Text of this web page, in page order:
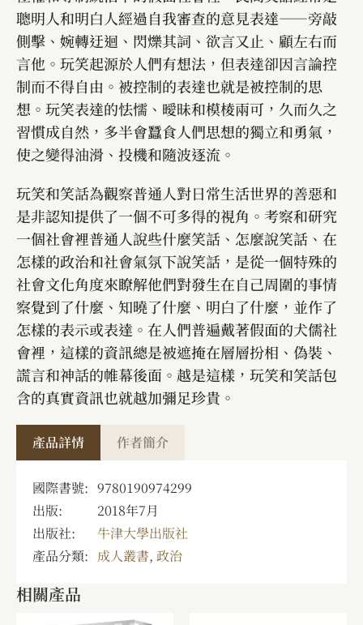
聰明人和明白人經過自我審查的意見表達――旁敲
側擊、婉轉迂迴、閃爍其詞、欲言又止、顧左右而
言他。玩笑起源於人們有想法，但表達卻因言論控
制而不得自由。被控制的表達也就是被控制的思
想。玩笑表達的怯懦、曖昧和模棱兩可，久而久之
習慣成自然，多半會蠶食人們思想的獨立和勇氣，
使之變得油滑、投機和隨波逐流。
玩笑和笑話為觀察普通人對日常生活世界的善惡和
是非認知提供了一個不可多得的視角。考察和研究
一個社會裡普通人說些什麼笑話、怎麼說笑話、在
怎樣的政治和社會氣氛下說笑話，是從一個特殊的
社會文化角度來瞭解他們對發生在自己周圍的事情
察覺到了什麼、知曉了什麼、明白了什麼，並作了
怎樣的表示或表達。在人們普遍戴著假面的犬儒社
會裡，這樣的資訊總是被遮掩在層層扮相、偽裝、
謊言和神話的帷幕後面。越是這樣，玩笑和笑話包
含的真實資訊也就越加彌足珍貴。
產品詳情 作者簡介
國際書號: 9780190974299
出版:
2018年7月
出版社:
牛津大學出版社
產品分類: 成人叢書, 政治
相關產品